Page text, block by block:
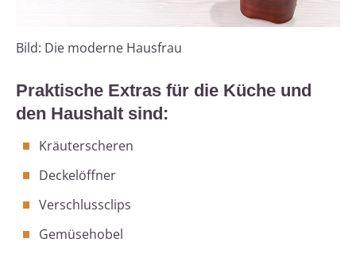
Bild: Die moderne Hausfrau
Praktische Extras für die Küche und
den Haushalt sind:
Kräuterscheren
Deckelöffner
Verschlussclips
Gemüsehobel